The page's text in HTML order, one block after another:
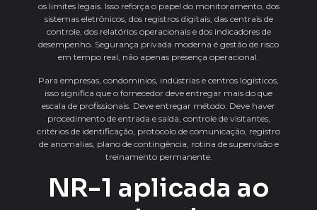
os limites legais. Isso reforça o papel do monitoramento, dos
sistemas eletrônicos, dos registros digitais, das centrais de
controle, dos relatórios operacionais e dos indicadores de
desempenho. Segurança privada moderna é gestão de risco
em tempo real, não apenas presença operacional.
Para empresas, condomínios, indústrias e centros logísticos,
isso significa que o fornecedor deve entregar mais do que
escala de profissionais. Deve entregar método. Deve haver
procedimento de entrada e saída, controle de visitantes,
critérios de identificação, protocolo de comunicação, registro
de anomalias, plano de contingência, rotina de supervisão e
treinamento permanente.
NR-1 aplicada ao